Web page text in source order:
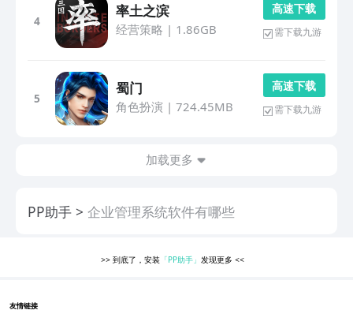
4
率土之滨
经营策略 | 1.86GB
高 速 下 载
需下载九游
5
蜀门
角色扮演 | 724.45MB
高 速 下 载
需下载九游
加载更多
PP助手 企业管理系统软件有哪些
>> 到底了，安装 「PP助手」 发现更多<<
友情链接